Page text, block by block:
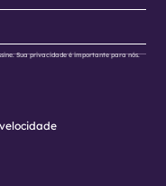
Sua privacidade é importante para nós.